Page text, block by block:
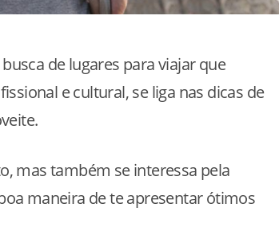
de lugares para viajar que
e cultural, se liga nas dicas de
mas também se interessa pela
maneira de te apresentar ótimos